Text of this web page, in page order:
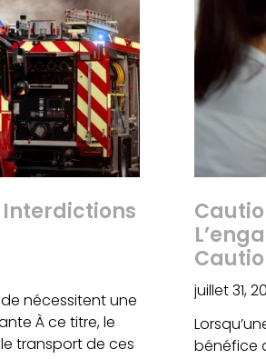
Interdictions
nécessitent une
À ce titre, le
transport de ces
juillet 31,
bénéfice